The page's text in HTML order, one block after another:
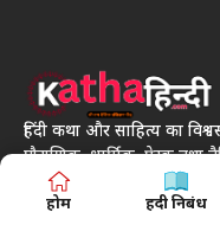
हिंदी कथा और साहित्य का
पौराणिक, धार्मिक, प्रेरक तथा
व्रत कथाएँ और पर्व-त्यौहार से
श्रेणियों की रोचक,
होम हिंदी निबंध